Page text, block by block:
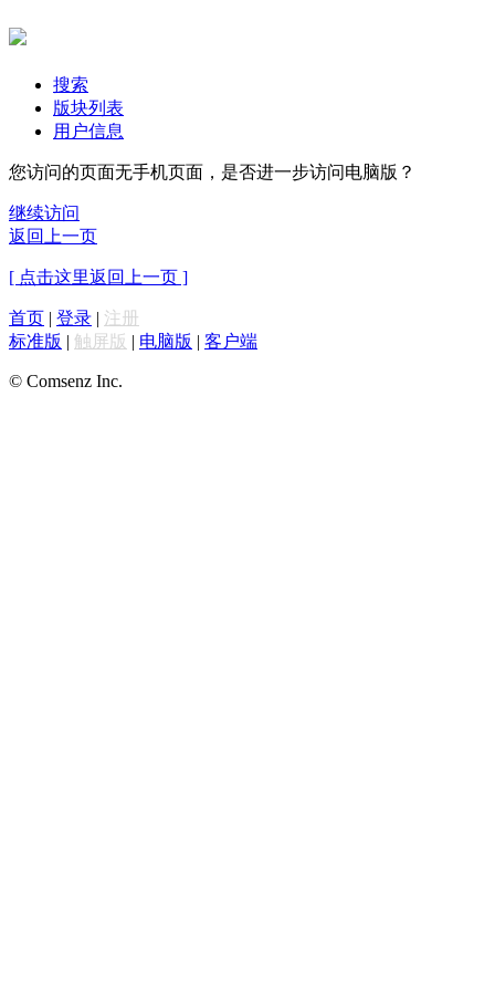
搜索
版块列表
用户信息
您访问的页面无手机页面，是否进一步访问电脑版？
继续访问
返回上一页
[ 点击这里返回上一页 ]
首页 | 登录 | 注册
标准版 | 触屏版 | 电脑版 | 客户端
© Comsenz Inc.